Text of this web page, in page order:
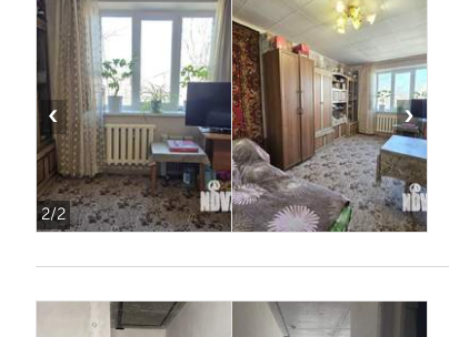
2/2
‹ ›